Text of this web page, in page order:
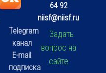
Telegram
канал
E-mail
подписка
64 92
niisf@niisf.ru
Задать
вопрос на
сайте